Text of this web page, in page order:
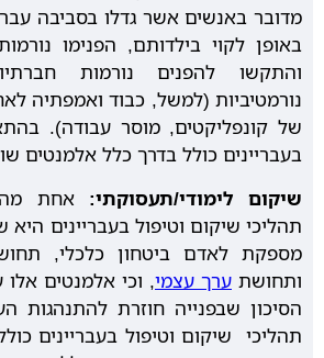
מדובר באנשים אשר גדלו בסביבה
באופן לקוי בילדותם, הפנימו
והתקשו להפנים נורמות
נורמטיביות (למשל, כבוד ואמפתיה
של קונפליקטים, מוסר עבודה).
בעבריינים כולל בדרך כלל אלמנטים
שיקום לימודי/תעסוקתי: אחת
תהליכי שיקום וטיפול בעבריינים
מספקת לאדם ביטחון כלכלי,
ותחושת ערך עצמי, וכי אלמנטים
הסיכון שבפנייה חוזרת להתנהגות
תהליכי שיקום וטיפול בעבריינים